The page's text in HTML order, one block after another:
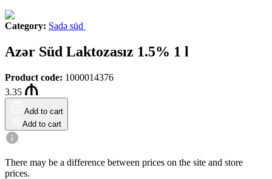
Category: Sadə süd
Azər Süd Laktozasız 1.5% 1 l
Product code: 1000014376
3.35
Add to cart
Add to cart
There may be a difference between prices on the site and store
prices.